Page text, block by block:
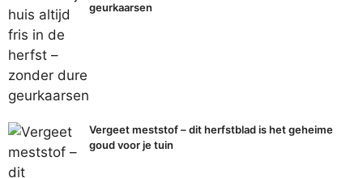
geurkaarsen
Vergeet meststof – dit herfstblad is het geheime
goud voor je tuin